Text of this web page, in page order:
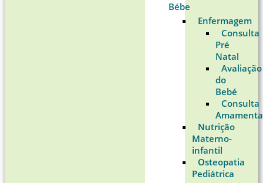
Bébe
Enfermagem
Consulta
Pré
Natal
Avaliação
do
Bebé
Consulta
Nutrição
Materno-
infantil
Osteopatia
Pediátrica